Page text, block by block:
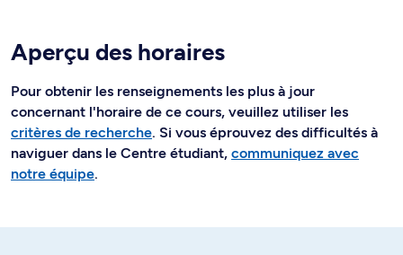
Aperçu des horaires
Pour obtenir les renseignements les plus à jour
concernant l'horaire de ce cours, veuillez utiliser les
critères de recherche. Si vous éprouvez des difficultés à
naviguer dans le Centre étudiant, communiquez avec
notre équipe.